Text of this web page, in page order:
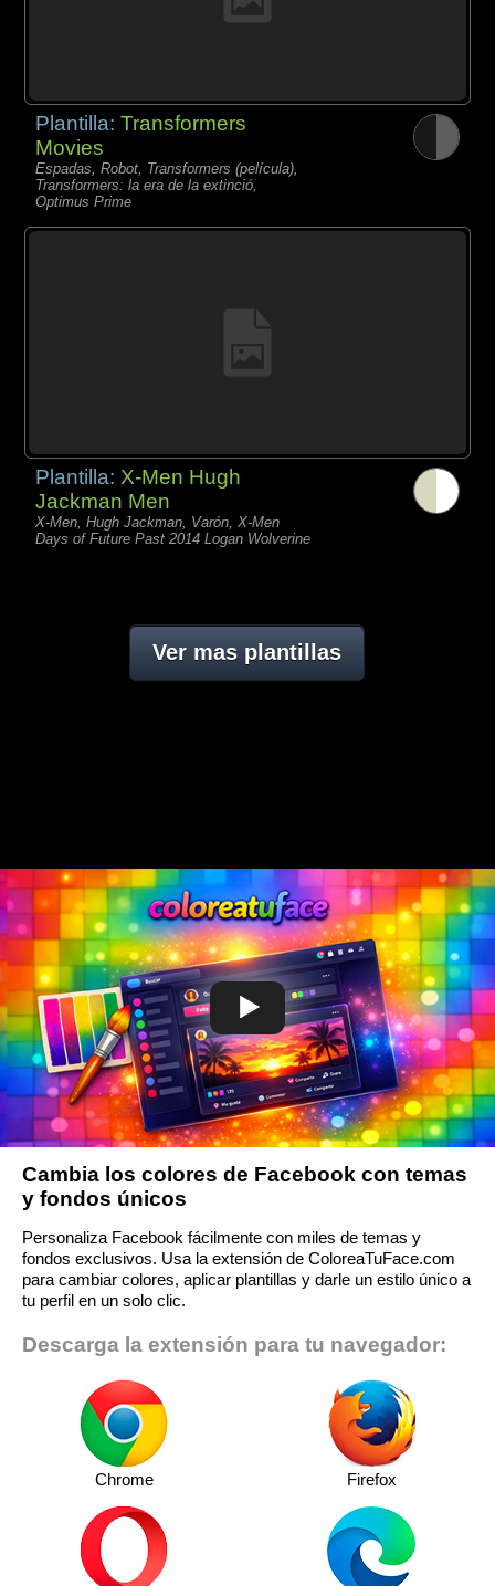
Plantilla:Transformers
Movies
Espadas, Robot, Transformers (película),
Transformers: la era de la extinció,
Optimus Prime
Plantilla: X-Men Hugh
Jackman Men
X-Men, Hugh Jackman, Varón, X-Men
Days of Future Past 2014 Logan Wolverine
Ver mas plantillas
Cambia los colores de Facebook con temas
y fondos únicos
Personaliza Facebook fácilmente con miles de temas y
fondos exclusivos. Usa la extensión de ColoreaTuFace.com
para cambiar colores, aplicar plantillas y darle un estilo único a
tu perfil en un solo clic.
Descarga la extensión para tu navegador:
Chrome Firefox